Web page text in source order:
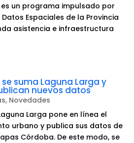
un programa impulsado por
Espaciales de la Provincia
asistencia e infraestructura
se suma Laguna Larga y
nuevos datos
, Novedades
Larga pone en línea el
urbano y publica sus datos de
Córdoba. De este modo, se